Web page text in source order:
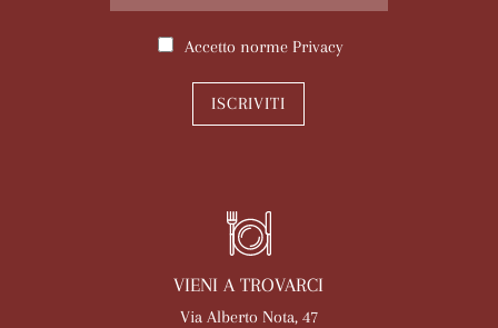
Accetto norme Privacy
ISCRIVITI
VIENI A TROVARCI
Via Alberto Nota, 47